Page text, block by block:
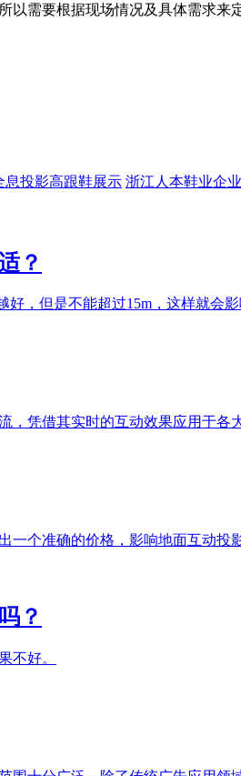
以需要根据现场情况及具体需求来定
息投影高跟鞋展示 浙江人本鞋业企
？
，但是不能超过15m，这样就会
凭借其实时的互动效果应用于各
一个准确的价格，影响地面互动
？
不好。